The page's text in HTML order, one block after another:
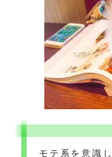
モテ系を意識